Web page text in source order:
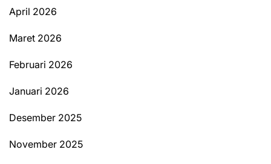
April 2026
Maret 2026
Februari 2026
Januari 2026
Desember 2025
November 2025